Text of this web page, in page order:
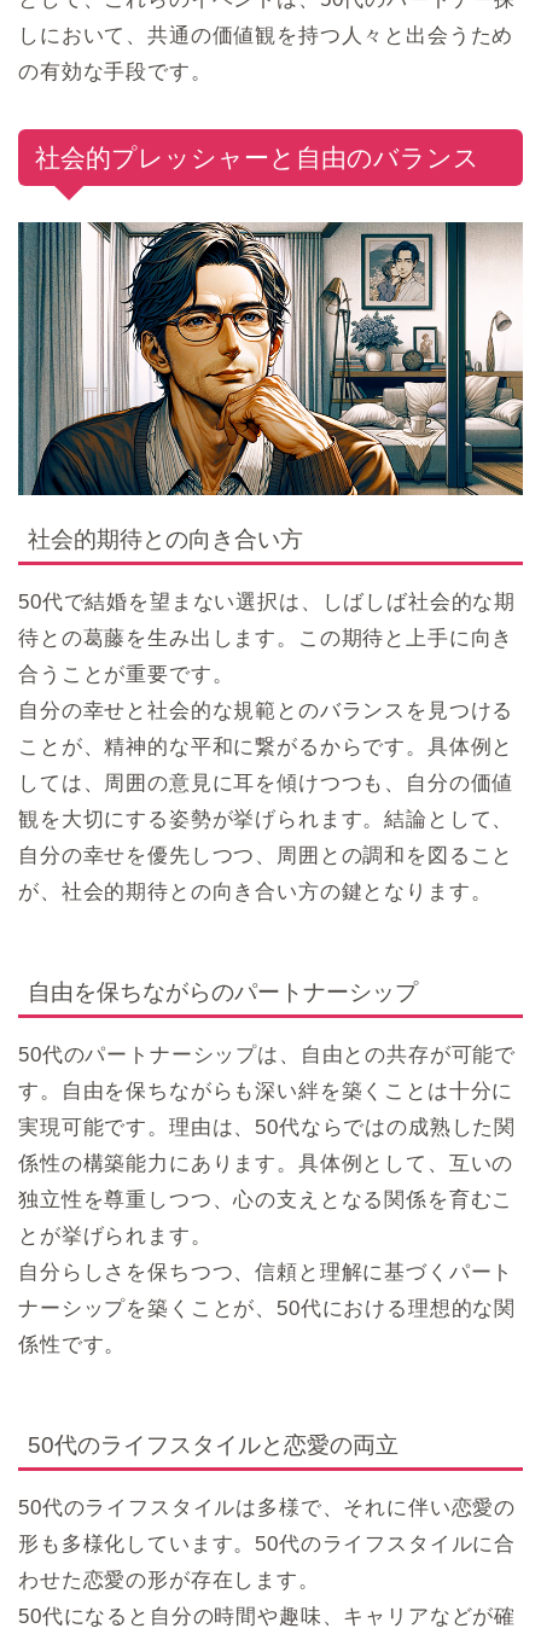
しにおいて、共通の価値観を持つ人々と出会うため
の有効な手段です。
社会的プレッシャーと自由のバランス
社会的期待との向き合い方
50代で結婚を望まない選択は、しばしば社会的な期
待との葛藤を生み出します。この期待と上手に向き
合うことが重要です。
自分の幸せと社会的な規範とのバランスを見つける
ことが、精神的な平和に繋がるからです。具体例と
しては、周囲の意見に耳を傾けつつも、自分の価値
観を大切にする姿勢が挙げられます。結論として、
自分の幸せを優先しつつ、周囲との調和を図ること
が、社会的期待との向き合い方の鍵となります。
自由を保ちながらのパートナーシップ
50代のパートナーシップは、自由との共存が可能で
す。自由を保ちながらも深い絆を築くことは十分に
実現可能です。理由は、50代ならではの成熟した関
係性の構築能力にあります。具体例として、互いの
独立性を尊重しつつ、心の支えとなる関係を育むこ
とが挙げられます。
自分らしさを保ちつつ、信頼と理解に基づくパート
ナーシップを築くことが、50代における理想的な関
係性です。
50代のライフスタイルと恋愛の両立
50代のライフスタイルは多様で、それに伴い恋愛の
形も多様化しています。50代のライフスタイルに合
わせた恋愛の形が存在します。
50代になると自分の時間や趣味、キャリアなどが確